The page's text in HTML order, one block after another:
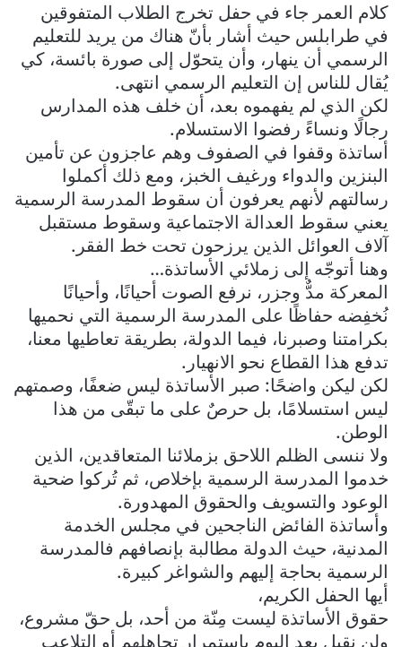
كلام العمر جاء في حفل تخرج الطلاب المتفوقين
في طرابلس حيث أشار بأنّ هناك من يريد للتعليم
الرسمي أن ينهار، وأن يتحوّل إلى صورة بائسة، كي
يُقال للناس إن التعليم الرسمي انتهى.
لكن الذي لم يفهموه بعد، أن خلف هذه المدارس
رجالًا ونساءً رفضوا الاستسلام.
أساتذة وقفوا في الصفوف وهم عاجزون عن تأمين
البنزين والدواء ورغيف الخبز، ومع ذلك أكملوا
رسالتهم لأنهم يعرفون أن سقوط المدرسة الرسمية
يعني سقوط العدالة الاجتماعية وسقوط مستقبل
آلاف العوائل الذين يرزحون تحت خط الفقر.
وهنا أتوجّه إلى زملائي الأساتذة…
المعركة مدٌّ وجزر، نرفع الصوت أحيانًا، وأحيانًا
نُخفِضه حفاظًا على المدرسة الرسمية التي نحميها
بكرامتنا وصبرنا، فيما الدولة، بطريقة تعاطيها معنا،
تدفع هذا القطاع نحو الانهيار.
لكن ليكن واضحًا: صبر الأساتذة ليس ضعفًا، وصمتهم
ليس استسلامًا، بل حرصٌ على ما تبقّى من هذا
الوطن.
ولا ننسى الظلم اللاحق بزملائنا المتعاقدين، الذين
خدموا المدرسة الرسمية بإخلاص، ثم تُركوا ضحية
الوعود والتسويف والحقوق المهدورة.
وأساتذة الفائض الناجحين في مجلس الخدمة
المدنية، حيث الدولة مطالبة بإنصافهم فالمدرسة
الرسمية بحاجة إليهم والشواغر كبيرة.
أيها الحفل الكريم،
حقوق الأساتذة ليست مِنّة من أحد، بل حقّ مشروع،
ولن نقبل بعد اليوم باستمرار تجاهلهم أو التلاعب